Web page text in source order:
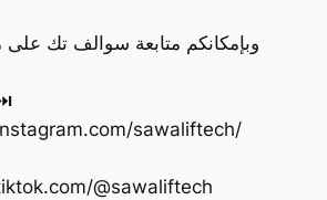
وبإمكانكم متابعة سوالف تك
sawaliftech/
@sawaliftech